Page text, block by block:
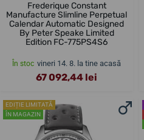
Frederique Constant
Manufacture Slimline Perpetual
Calendar Automatic Designed
By Peter Speake Limited
Edition FC-775PS4S6
În stoc vineri 14. 8. la tine acasă
67 092,44 lei
EDIȚIE LIMITATĂ
ÎN MAGAZIN